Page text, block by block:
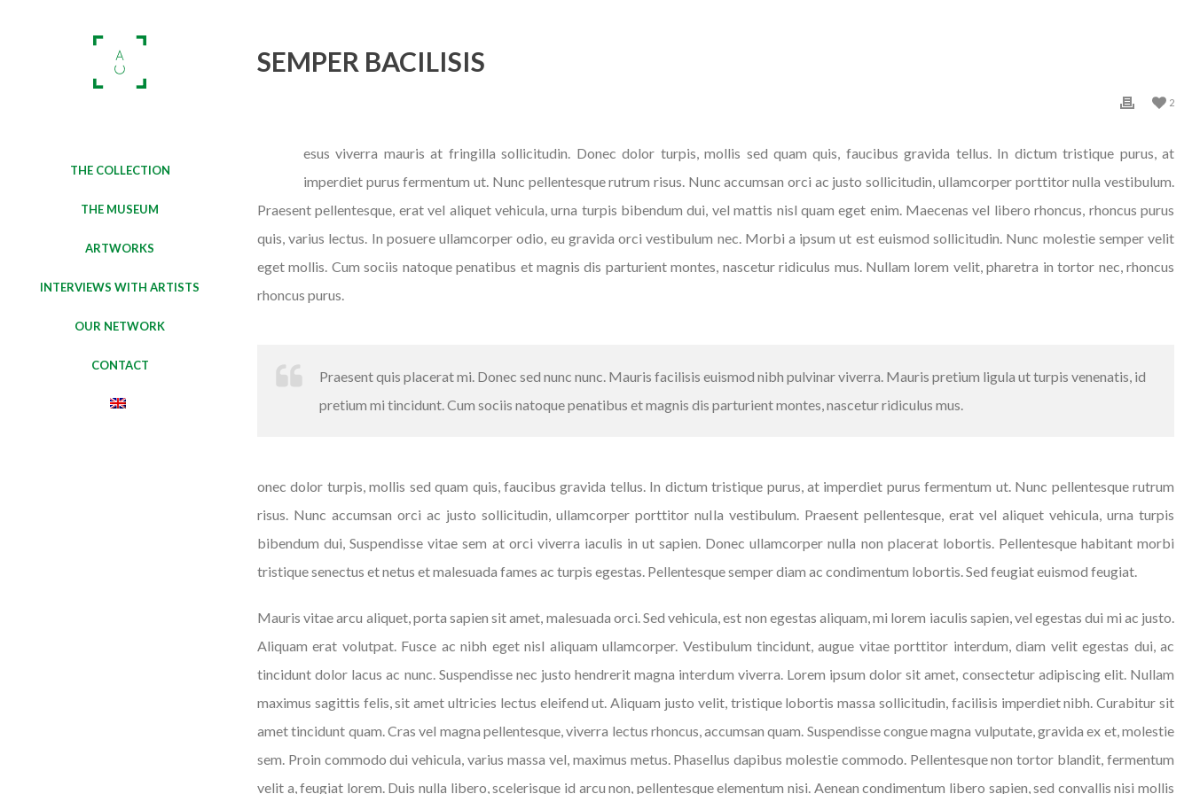
THE COLLECTION
THE MUSEUM
ARTWORKS
INTERVIEWS WITH ARTISTS
OUR NETWORK
CONTACT
SEMPER BACILISIS
2
esus viverra mauris at fringilla sollicitudin. Donec dolor turpis, mollis sed quam quis, faucibus gravida tellus. In dictum tristique purus, at
imperdiet purus fermentum ut. Nunc pellentesque rutrum risus. Nunc accumsan orci ac justo sollicitudin, ullamcorper porttitor nulla vestibulum.
Praesent pellentesque, erat vel aliquet vehicula, urna turpis bibendum dui, vel mattis nisl quam eget enim. Maecenas vel libero rhoncus, rhoncus purus
quis, varius lectus. In posuere ullamcorper odio, eu gravida orci vestibulum nec. Morbi a ipsum ut est euismod sollicitudin. Nunc molestie semper velit
eget mollis. Cum sociis natoque penatibus et magnis dis parturient montes, nascetur ridiculus mus. Nullam lorem velit, pharetra in tortor nec, rhoncus
rhoncus purus.
Praesent quis placerat mi. Donec sed nunc nunc. Mauris facilisis euismod nibh pulvinar viverra. Mauris pretium ligula ut turpis venenatis, id
pretium mi tincidunt. Cum sociis natoque penatibus et magnis dis parturient montes, nascetur ridiculus mus.
onec dolor turpis, mollis sed quam quis, faucibus gravida tellus. In dictum tristique purus, at imperdiet purus fermentum ut. Nunc pellentesque rutrum
risus. Nunc accumsan orci ac justo sollicitudin, ullamcorper porttitor nulla vestibulum. Praesent pellentesque, erat vel aliquet vehicula, urna turpis
bibendum dui, Suspendisse vitae sem at orci viverra iaculis in ut sapien. Donec ullamcorper nulla non placerat lobortis. Pellentesque habitant morbi
tristique senectus et netus et malesuada fames ac turpis egestas. Pellentesque semper diam ac condimentum lobortis. Sed feugiat euismod feugiat.
Mauris vitae arcu aliquet, porta sapien sit amet, malesuada orci. Sed vehicula, est non egestas aliquam, mi lorem iaculis sapien, vel egestas dui mi ac justo.
Aliquam erat volutpat. Fusce ac nibh eget nisl aliquam ullamcorper. Vestibulum tincidunt, augue vitae porttitor interdum, diam velit egestas dui, ac
tincidunt dolor lacus ac nunc. Suspendisse nec justo hendrerit magna interdum viverra. Lorem ipsum dolor sit amet, consectetur adipiscing elit. Nullam
maximus sagittis felis, sit amet ultricies lectus eleifend ut. Aliquam justo velit, tristique lobortis massa sollicitudin, facilisis imperdiet nibh. Curabitur sit
amet tincidunt quam. Cras vel magna pellentesque, viverra lectus rhoncus, accumsan quam. Suspendisse congue magna vulputate, gravida ex et, molestie
sem. Proin commodo dui vehicula, varius massa vel, maximus metus. Phasellus dapibus molestie commodo. Pellentesque non tortor blandit, fermentum
velit a, feugiat lorem. Duis nulla libero, scelerisque id arcu non, pellentesque elementum nisi. Aenean condimentum libero sapien, sed convallis nisi mollis